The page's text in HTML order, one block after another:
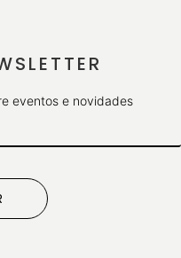
eventos e novidades